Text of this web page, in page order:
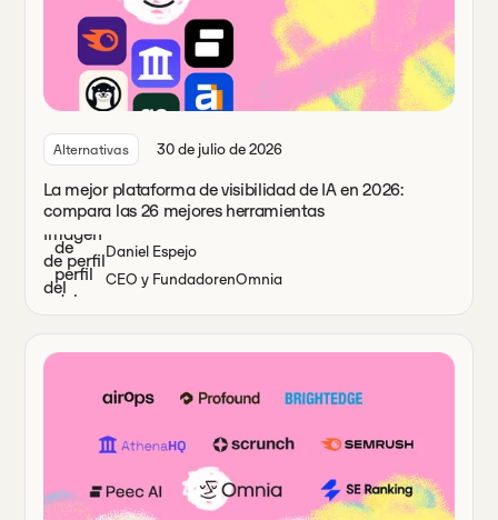
Alternativas 30 de julio de 2026
La mejor plataforma de visibilidad de IA en 2026:
compara las 26 mejores herramientas
Daniel Espejo
CEO y FundadorenOmnia